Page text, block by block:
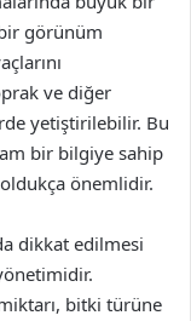
görünüm
ve diğer
yetiştirilebilir. Bu
bir bilgiye sahip
önemlidir.
dikkat edilmesi
bitki türüne